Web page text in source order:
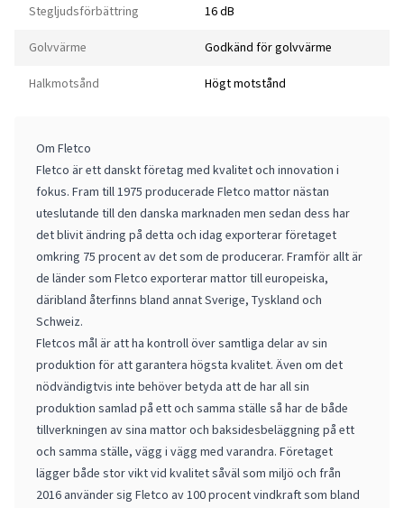
Stegljudsförbättring 16 dB
Golvvärme Godkänd för golvvärme
Halkmotsånd Högt motstånd
Om Fletco
Fletco är ett danskt företag med kvalitet och innovation i
fokus. Fram till 1975 producerade Fletco mattor nästan
uteslutande till den danska marknaden men sedan dess har
det blivit ändring på detta och idag exporterar företaget
omkring 75 procent av det som de producerar. Framför allt är
de länder som Fletco exporterar mattor till europeiska,
däribland återfinns bland annat Sverige, Tyskland och
Schweiz.
Fletcos mål är att ha kontroll över samtliga delar av sin
produktion för att garantera högsta kvalitet. Även om det
nödvändigtvis inte behöver betyda att de har all sin
produktion samlad på ett och samma ställe så har de både
tillverkningen av sina mattor och baksidesbeläggning på ett
och samma ställe, vägg i vägg med varandra. Företaget
lägger både stor vikt vid kvalitet såväl som miljö och från
2016 använder sig Fletco av 100 procent vindkraft som bland